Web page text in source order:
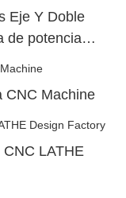
Eje Y Doble
de potencia
CNC Machine
LATHE